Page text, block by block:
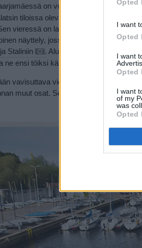
Opted
I want
Opted
I want
Opted
I want
of my
was
Opted
on vuonna 2018 avattu
tiloissa olevaan museoon on
vieressä on lapsiperheille rakennettu
näyttely, jossa on sosialistiaikojen
Staliniin
. Alue tarjoaa ainutlaatuisen
ne ensi töiksi kärrättiin piiloon ja moni
vavisuttava vierailupaikka, mutta se
muut osat. Sen eteen pääsee